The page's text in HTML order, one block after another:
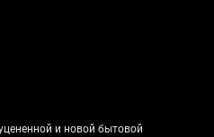
и новой бытовой